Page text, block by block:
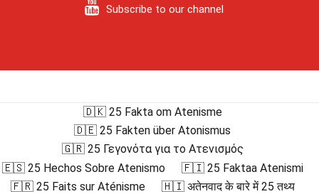
Subscribe to our channel
🇩🇰 25 Fakta om Atenisme
🇩🇪 25 Fakten über Atonismus
🇬🇷 25 Γεγονότα για το Ατενισμός
🇪🇸 25 Hechos Sobre Atenismo
🇫🇮 25 Faktaa Atenismi
🇫🇷 25 Faits sur Aténisme
🇭🇮 अतेनवाद के बारे में 25 तथ्य